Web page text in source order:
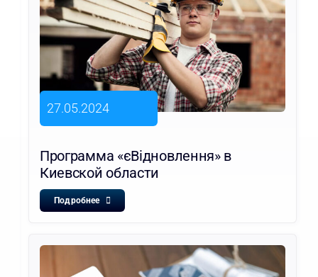
27.05.2024
Программа «єВідновлення» в
Киевской области
Подробнее